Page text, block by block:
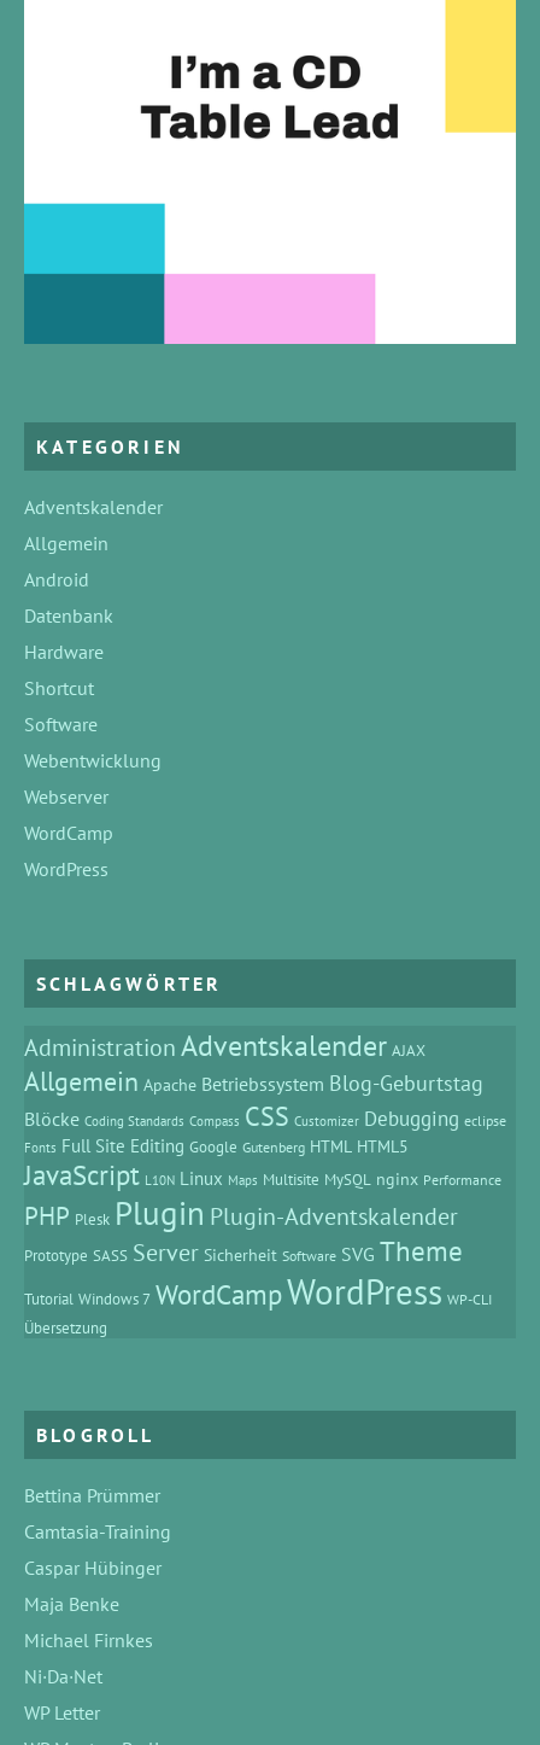
KATEGORIEN
Adventskalender
Allgemein
Android
Datenbank
Hardware
Shortcut
Software
Webentwicklung
Webserver
WordCamp
WordPress
SCHLAGWÖRTER
AdministrationAdventskalender AJAX
Allgemein Apache Betriebssystem Blog-Geburtstag
Blöcke Coding Standards Compass CSS Customizer Debugging eclipse
Fonts Full Site Editing Google Gutenberg HTML HTML5
JavaScript L10N Linux Maps Multisite MySQL nginx Performance
PHP Plesk Plugin Plugin-Adventskalender
Prototype SASS Server Sicherheit Software SVG Theme
Tutorial Windows 7 WordCampWordPress WP-CLI
Übersetzung
BLOGROLL
Bettina Prümmer
Camtasia-Training
Caspar Hübinger
Maja Benke
Michael Firnkes
Ni·Da·Net
WP Letter